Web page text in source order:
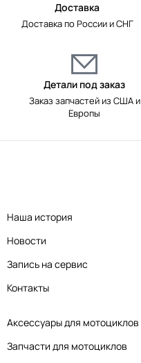
Доставка
Доставка по России и СНГ
Детали под заказ
Заказ запчастей из США и
Европы
Аксессуары для мотоциклов
Запчасти для мотоциклов
Наша история
Новости
Запись на сервис
Контакты